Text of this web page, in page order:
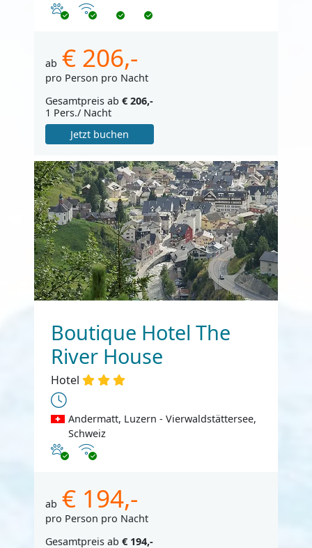
Haustiere erlaubt
Internet
ab € 206,-
pro Person pro Nacht
Gesamtpreis ab € 206,-
1 Pers./ Nacht
Jetzt buchen
Boutique Hotel The
River House
Hotel
Andermatt, Luzern - Vierwaldstättersee,
Schweiz
Haustiere erlaubt
Internet
ab € 194,-
pro Person pro Nacht
Gesamtpreis ab € 194,-